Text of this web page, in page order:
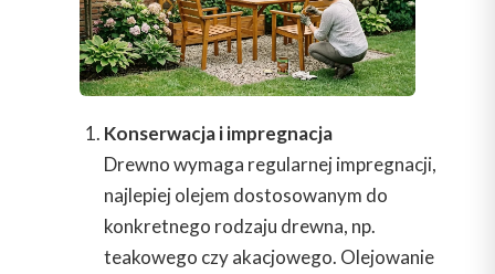
Konserwacja i impregnacja
Drewno wymaga regularnej impregnacji,
najlepiej olejem dostosowanym do
konkretnego rodzaju drewna, np.
teakowego czy akacjowego. Olejowanie